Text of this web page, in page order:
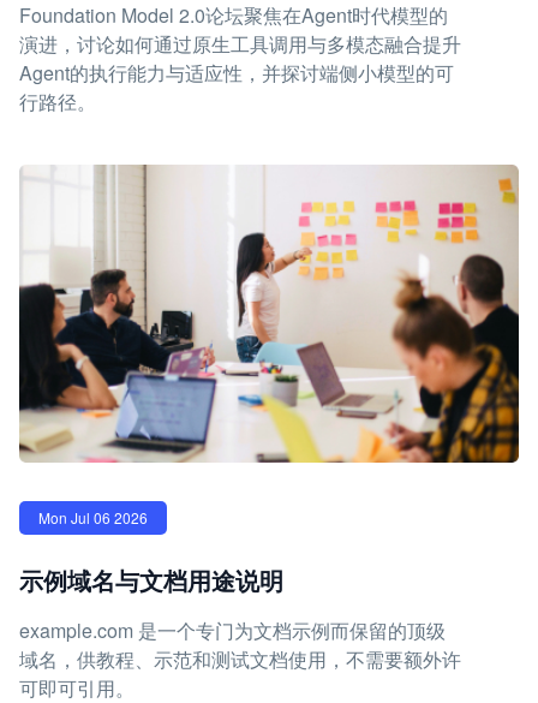
Foundation Model 2.0论坛聚焦在Agent时代模型的
演进，讨论如何通过原生工具调用与多模态融合提升
Agent的执行能力与适应性，并探讨端侧小模型的可
行路径。
Mon Jul 06 2026
示例域名与文档用途说明
example.com 是一个专门为文档示例而保留的顶级
域名，供教程、示范和测试文档使用，不需要额外许
可即可引用。